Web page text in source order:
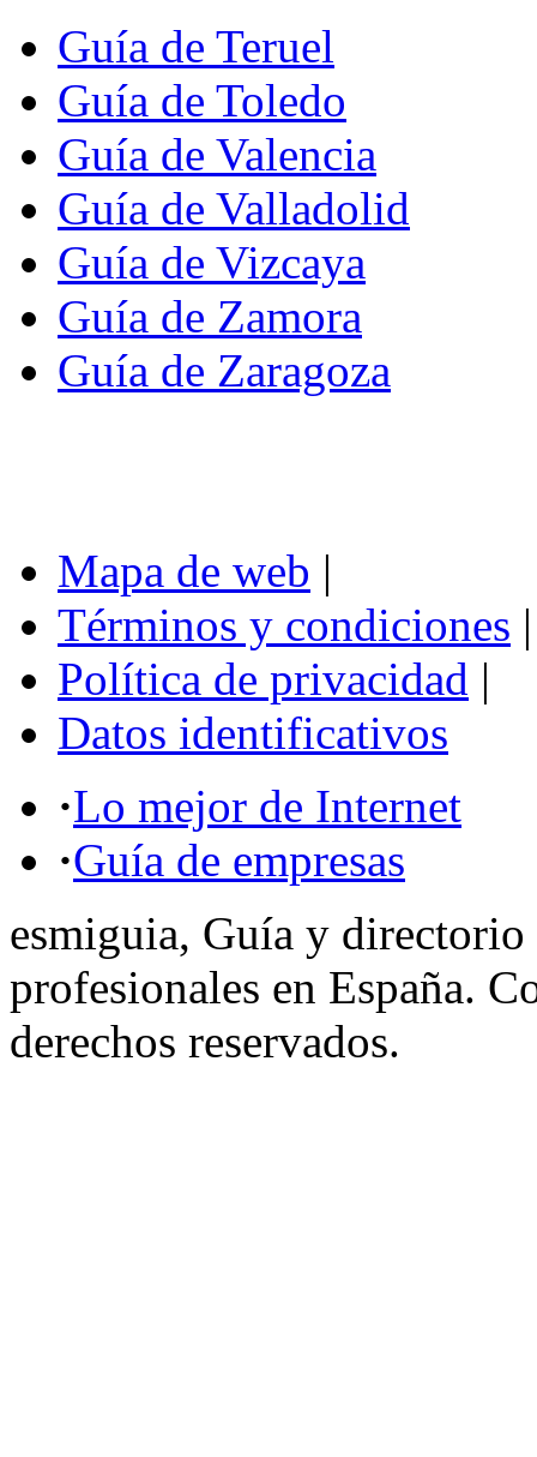
Guía de Teruel
Guía de Toledo
Guía de Valencia
Guía de Valladolid
Guía de Vizcaya
Guía de Zamora
Guía de Zaragoza
Mapa de web |
Términos y condiciones |
Política de privacidad |
Datos identificativos
·Lo mejor de Internet
·Guía de empresas
esmiguia, Guía y directorio
profesionales en España.
derechos reservados.